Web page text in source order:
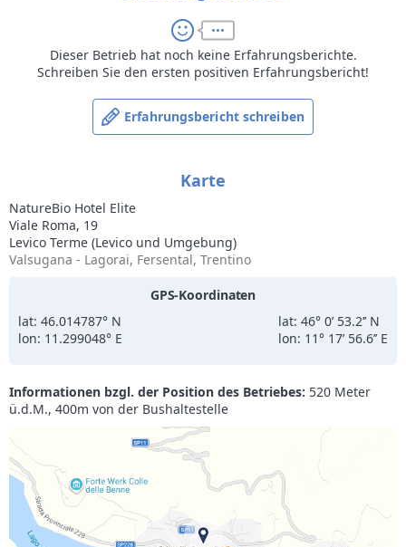
Dieser Betrieb hat noch keine Erfahrungsberichte.
Schreiben Sie den ersten positiven Erfahrungsbericht!
Erfahrungsbericht schreiben
Karte
NatureBio Hotel Elite
Viale Roma, 19
Levico Terme (Levico und Umgebung)
Valsugana - Lagorai, Fersental, Trentino
GPS-Koordinaten
lat: 46.014787° N
lon: 11.299048° E
lat: 46° 0’ 53.2’’ N
lon: 11° 17’ 56.6’’ E
Informationen bzgl. der Position des Betriebes: 520 Meter
ü.d.M., 400m von der Bushaltestelle